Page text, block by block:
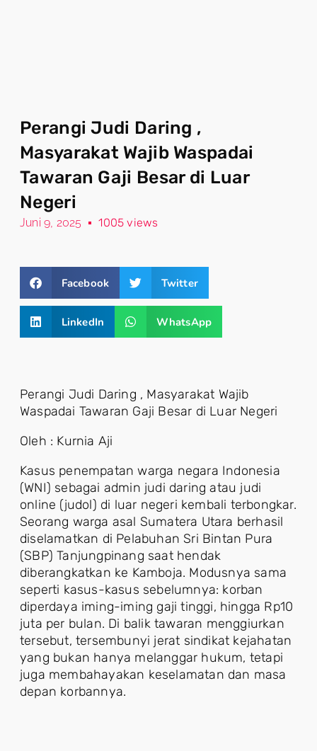
Perangi Judi Daring ,
Masyarakat Wajib Waspadai
Tawaran Gaji Besar di Luar
Negeri
Juni 9, 2025 1005 views
Facebook Twitter
LinkedIn WhatsApp
Perangi Judi Daring , Masyarakat Wajib
Waspadai Tawaran Gaji Besar di Luar Negeri
Oleh : Kurnia Aji
Kasus penempatan warga negara Indonesia
(WNI) sebagai admin judi daring atau judi
online (judol) di luar negeri kembali terbongkar.
Seorang warga asal Sumatera Utara berhasil
diselamatkan di Pelabuhan Sri Bintan Pura
(SBP) Tanjungpinang saat hendak
diberangkatkan ke Kamboja. Modusnya sama
seperti kasus-kasus sebelumnya: korban
diperdaya iming-iming gaji tinggi, hingga Rp10
juta per bulan. Di balik tawaran menggiurkan
tersebut, tersembunyi jerat sindikat kejahatan
yang bukan hanya melanggar hukum, tetapi
juga membahayakan keselamatan dan masa
depan korbannya.